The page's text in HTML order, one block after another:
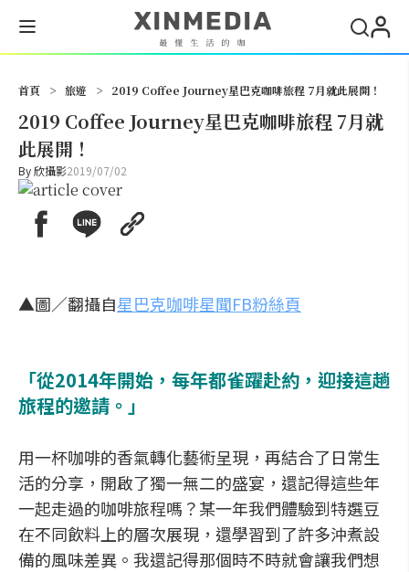
首頁 > 旅遊 > 2019 Coffee Journey星巴克咖啡旅程 7月就此展開！
2019 Coffee Journey星巴克咖啡旅程 7月就
此展開！
By欣攝影2019/07/02
▲圖／翻攝自星巴克咖啡星聞FB粉絲頁
「從2014年開始，每年都雀躍赴約，迎接這趟
旅程的邀請。」
用一杯咖啡的香氣轉化藝術呈現，再結合了日常生
活的分享，開啟了獨一無二的盛宴，還記得這些年
一起走過的咖啡旅程嗎？某一年我們體驗到特選豆
在不同飲料上的層次展現，還學習到了許多沖煮設
備的風味差異。我還記得那個時不時就會讓我們想